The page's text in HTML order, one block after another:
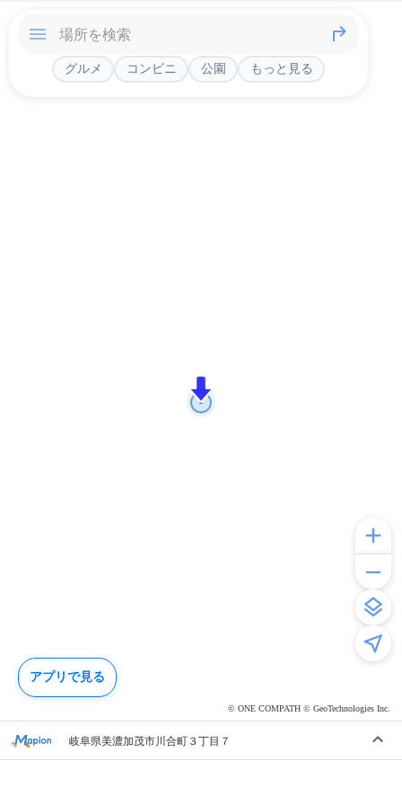
© ONE COMPATH © GeoTechnologies Inc.
グルメ コンビニ 公園 もっと見る
岐阜県美濃加茂市川合町３丁目７
アプリで見る